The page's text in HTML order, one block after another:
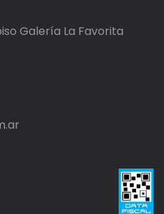
Galería La Favorita